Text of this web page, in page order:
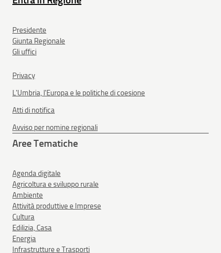
Presidente
Giunta Regionale
Gli uffici
Privacy
L'Umbria, l'Europa e le politiche di coesione
Atti di notifica
Avviso per nomine regionali
Aree Tematiche
Agenda digitale
Agricoltura e sviluppo rurale
Ambiente
Attività produttive e Imprese
Cultura
Edilizia, Casa
Energia
Infrastrutture e Trasporti